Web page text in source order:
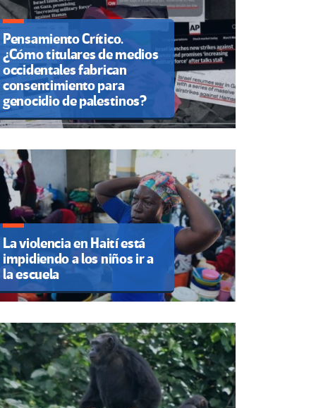
Pensamiento Crítico.
¿Cómo titulares de medios
occidentales fabrican
consentimiento para
genocidio de palestinos?
La violencia en Haití está
impidiendo a los niños ir a
la escuela